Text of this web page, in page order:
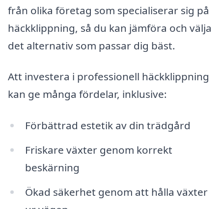
från olika företag som specialiserar sig på
häckklippning, så du kan jämföra och välja
det alternativ som passar dig bäst.
Att investera i professionell häckklippning
kan ge många fördelar, inklusive:
Förbättrad estetik av din trädgård
Friskare växter genom korrekt
beskärning
Ökad säkerhet genom att hålla växter